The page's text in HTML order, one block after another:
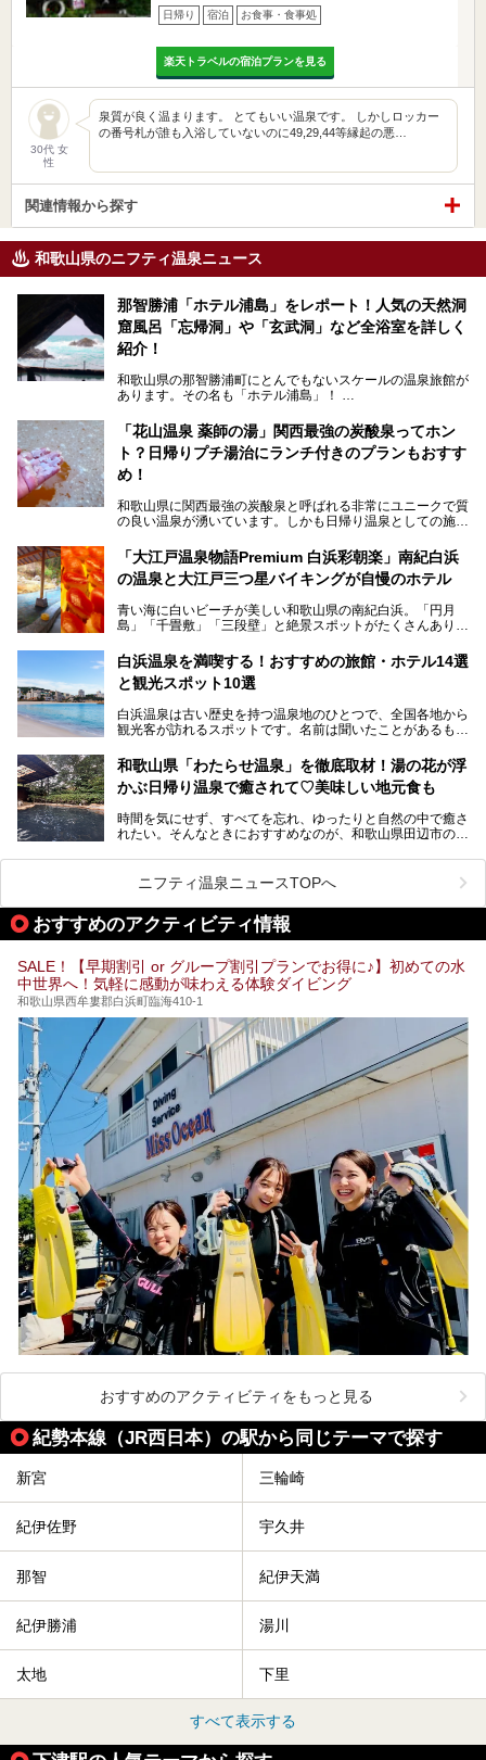
日帰り 宿泊 お食事・食事処
楽天トラベルの宿泊プランを見る
30代 女
性
泉質が良く温まります。 とてもいい温泉です。 しかしロッカー
の番号札が誰も入浴していないのに49,29,44等縁起の悪…
関連情報から探す
和歌山県のニフティ温泉ニュース
那智勝浦「ホテル浦島」をレポート！人気の天然洞
窟風呂「忘帰洞」や「玄武洞」など全浴室を詳しく
紹介！
和歌山県の那智勝浦町にとんでもないスケールの温泉旅館が
あります。その名も「ホテル浦島」！
泉。日本一長いエスカレーターで「本館」と「山上館」を結
び、海を一望する絶景も。
6ヵ所のお風呂のうち5ヵ所までは日帰り入浴も可。可愛ら
しいカメさんの形の送迎船「浦島丸」に乗っていざ、温泉の
湧く竜宮城へ！
───
提供元：那智勝浦町【PR】
この記事は那智勝浦町のPR記事です。
「花山温泉 薬師の湯」関西最強の炭酸泉ってホン
ト？日帰りプチ湯治にランチ付きのプランもおすす
め！
和歌山県に関西最強の炭酸泉と呼ばれる非常にユニークで質
の良い温泉が湧いています。しかも日帰り温泉としての施設
薬師の湯」。朝一番のお風呂にはパリパリシャリシャリと膜
が張って、それを砕きながら入浴できるとか！
ンチに人気のお食事処メニューも紹介しちゃいます！
「大江戸温泉物語Premium 白浜彩朝楽」南紀白浜
の温泉と大江戸三つ星バイキングが自慢のホテル
青い海に白いビーチが美しい和歌山県の南紀白浜。「円月
島」「千畳敷」「三段壁」と絶景スポットがたくさんありま
場する歴史の古さから日本三古湯の一つにも。
そんな「南紀白浜温泉」の「大江戸温泉物語Premium 白浜
グ」がスタートしました。温泉＆バイキング＆レジャースポ
ットとしてのこのホテルの魅力をたっぷり体験してきたので
───
提供元：大江戸温泉物語ホテルズ＆リゾーツ株式会社【P
この記事は大江戸温泉物語Premium 白浜彩朝楽のPR記事で
す。
白浜温泉を満喫する！おすすめの旅館・ホテル14選
と観光スポット10選
白浜温泉は古い歴史を持つ温泉地のひとつで、全国各地から
観光客が訪れるスポットです。名前は聞いたことがあるもの
か、実は知らない方も多いのではないでしょうか。
そこで今回は、白浜温泉ビギナー向けの基本情報をご紹介し
浜温泉を訪れるなら外せない観光スポットも合わせてご紹介
します。
和歌山県「わたらせ温泉」を徹底取材！湯の花が浮
かぶ日帰り温泉で癒されて♡美味しい地元食も
時間を気にせず、すべてを忘れ、ゆったりと自然の中で癒さ
れたい。そんなときにおすすめなのが、和歌山県田辺市の
の豊かな山々を眺めながら、どんどん期待が膨らみますよ。
「わたらせ温泉」では、温泉に入れるだけではなく、地元の
特産品を使った食事をいただける「露天食堂」でお腹も満た
すことができます。ぜひチェックしてくださいね。
ニフティ温泉ニュースTOPへ
おすすめのアクティビティ情報
SALE！【早期割引 or グループ割引プランでお得に♪】初めての水
中世界へ！気軽に感動が味わえる体験ダイビング
和歌山県西牟婁郡白浜町臨海410-1
おすすめのアクティビティをもっと見る
紀勢本線（JR西日本）の駅から同じテーマで探す
新宮 三輪崎
紀伊佐野 宇久井
那智 紀伊天満
紀伊勝浦 湯川
太地 下里
すべて表示する